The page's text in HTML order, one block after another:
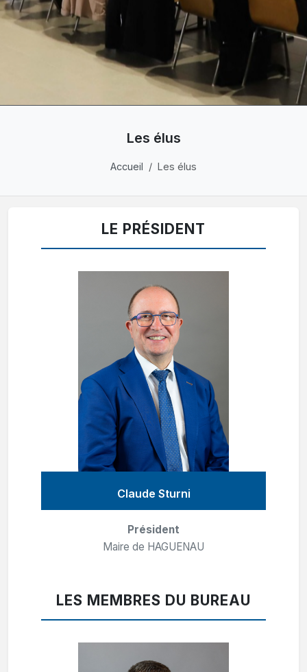
Les élus
Accueil Les élus
LE PRÉSIDENT
Claude Sturni
Président
Maire de HAGUENAU
LES MEMBRES DU BUREAU